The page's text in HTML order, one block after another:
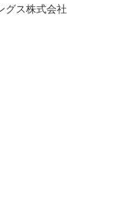
グス株式会社